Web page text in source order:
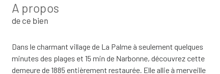
A propos
de ce bien
Dans le charmant village de La Palme à seulement quelques
minutes des plages et 15 min de Narbonne, découvrez cette
demeure de 1885 entièrement restaurée. Elle allie à merveille